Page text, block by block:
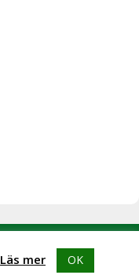
Kontakta oss|
Läs mer OK